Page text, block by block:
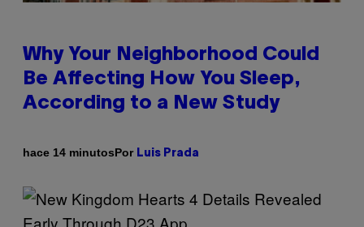
Why Your Neighborhood Could
Be Affecting How You Sleep,
According to a New Study
hace 14 minutosPor Luis Prada